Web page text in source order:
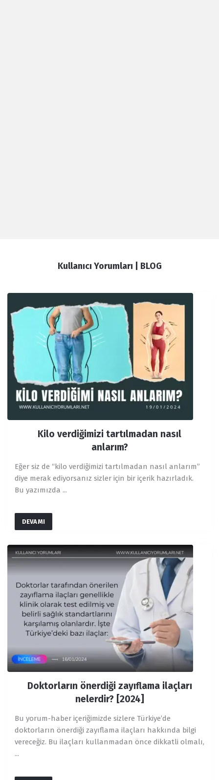
Kullanıcı Yorumları | BLOG
Yorumları
Latest
Articles
Kilo verdiğimizi tartılmadan nasıl
anlarım?
Eğer siz de “kilo verdiğimizi tartılmadan nasıl anlarım”
diye merak ediyorsanız sizler için bir içerik hazırladık.
Bu yazımızda ...
DEVAMI
Doktorların önerdiği zayıflama ilaçları
nelerdir? [2024]
Bu yorum-haber içeriğimizde sizlere Türkiye’de
doktorların önerdiği zayıflama ilaçları hakkında bilgi
vereceğiz. Bu ilaçları kullanmadan önce dikkatli olmalı,
...